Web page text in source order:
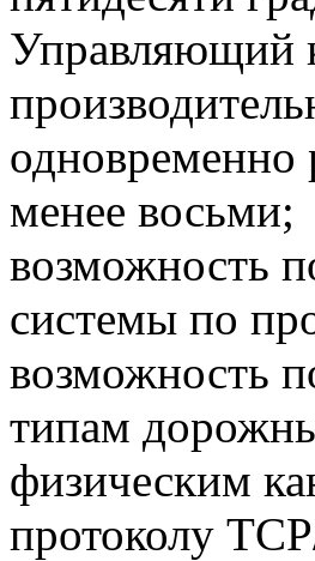
Управляющий
одновременно
менее восьми;
возможность
системы по
возможность
типам
физическим
протоколу